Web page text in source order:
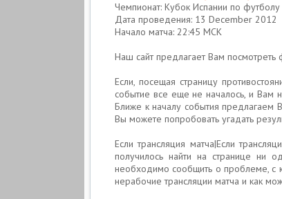
Чемпионат: Кубок Испании по футболу
Дата проведения: 13 December 2012
Начало матча: 22:45 МСК
Наш сайт предлагает Вам
Если, посещая страницу
событие все еще не началось, и Вам
Ближе к началу события предлагаем
Вы можете попробовать угадать
Если трансляция матча|Если
получилось найти на странице ни
необходимо сообщить о проблеме, с
нерабочие трансляции матча и как